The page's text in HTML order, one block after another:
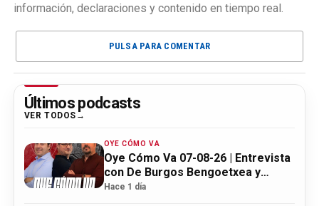
información, declaraciones y contenido en tiempo real.
PULSA PARA COMENTAR
Últimos podcasts
VER TODOS
OYE CÓMO VA
Oye Cómo Va 07-08-26 | Entrevista
con De Burgos Bengoetxea y
actualidad Athletic
Hace 1 día